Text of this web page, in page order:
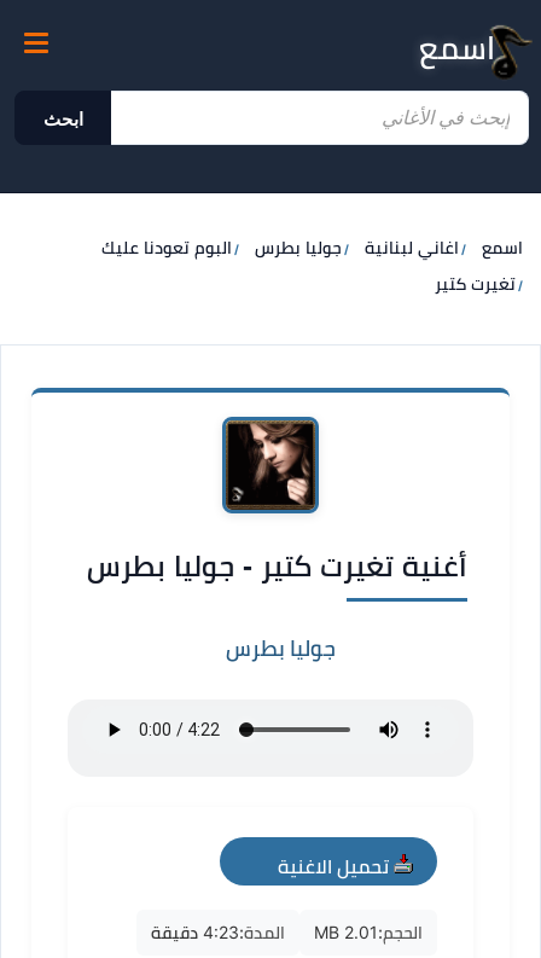
اسمع
ابحث
اسمع اغاني لبنانية جوليا بطرس
البوم تعودنا عليك
تغيرت كتير
أغنية تغيرت كتير - جوليا بطرس
جوليا بطرس
تحميل الاغنية
mp3
الحجم:2.01 MB المدة:4:23 دقيقة